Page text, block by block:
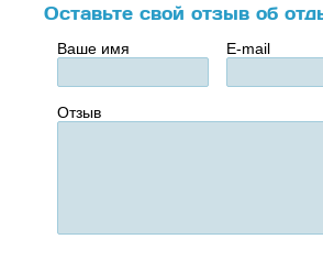
Оставьте свой отзыв об
Ваше имя E-mail
Отзыв